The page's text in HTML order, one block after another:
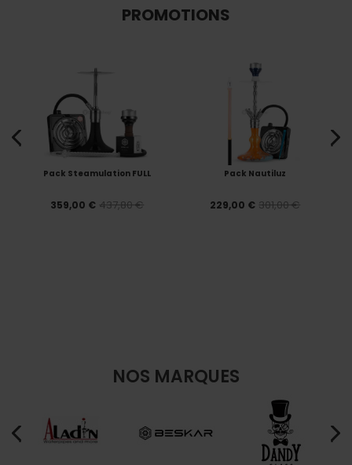
PROMOTIONS
Pack Steamulation FULL
359,00 € 437,80 €
Pack Nautiluz
229,00 € 301,00 €
NOS MARQUES